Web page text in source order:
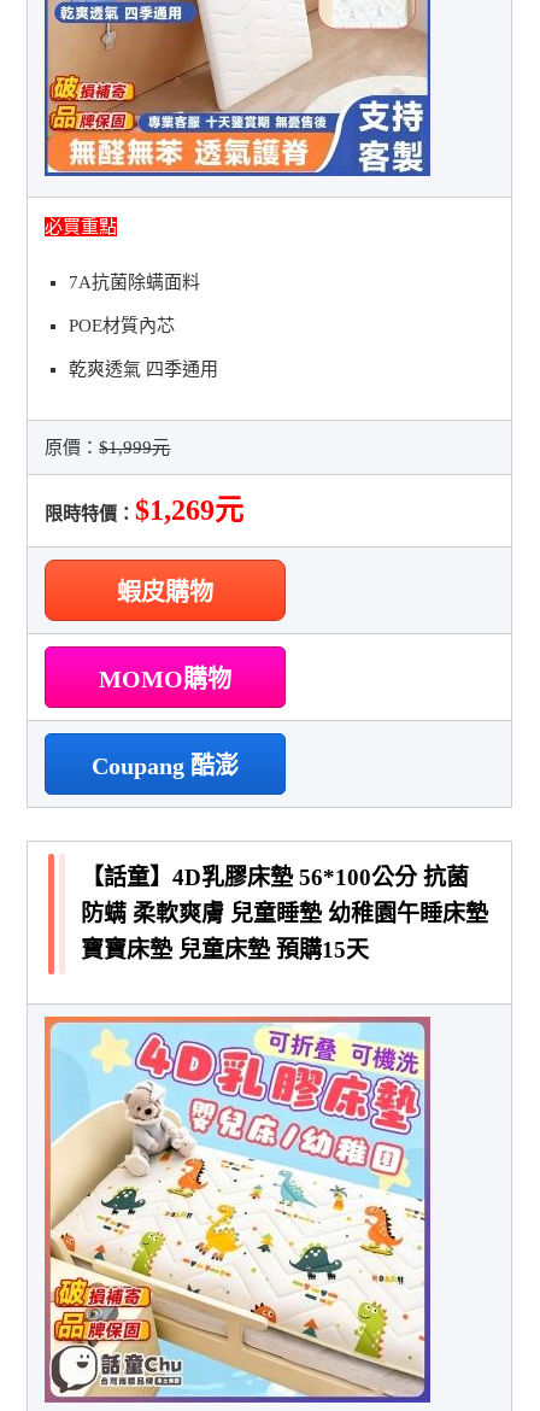
必買重點
7A抗菌除螨面料
POE材質內芯
乾爽透氣 四季通用
原價：$1,999元
限時特價：$1,269元
蝦皮購物
MOMO購物
Coupang 酷澎
【話童】4D乳膠床墊 56*100公分 抗菌
防螨 柔軟爽膚 兒童睡墊 幼稚園午睡床墊
寶寶床墊 兒童床墊 預購15天